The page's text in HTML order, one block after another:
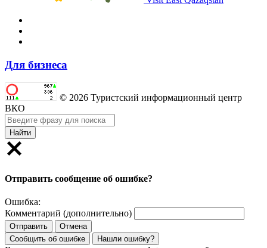
Для бизнеса
© 2026 Туристский информационный центр
ВКО
Найти
Отправить сообщение об ошибке?
Ошибка:
Комментарий (дополнительно)
Отправить
Отмена
Сообщить об ошибке
Нашли ошибку?